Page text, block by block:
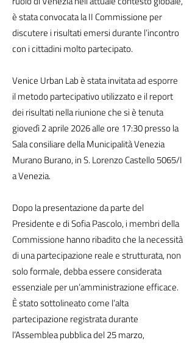
è stata convocata la II Commissione per
discutere i risultati emersi durante l’incontro
con i cittadini molto partecipato.
Venice Urban Lab è stata invitata ad esporre
il metodo partecipativo utilizzato e il report
dei risultati nella riunione che si è tenuta
giovedì 2 aprile 2026 alle ore 17:30 presso la
Sala consiliare della Municipalità Venezia
Murano Burano, in S. Lorenzo Castello 5065/I
a Venezia.
Dopo la presentazione da parte del
Presidente e di Sofia Pascolo, i membri della
Commissione hanno ribadito che la necessità
di una partecipazione reale e strutturata, non
solo formale, debba essere considerata
essenziale per un’amministrazione efficace.
È stato sottolineato come l’alta
partecipazione registrata durante
l’Assemblea pubblica del 25 marzo,